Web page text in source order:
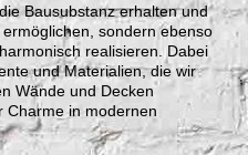
Bausubstanz erhalten und
sondern ebenso
realisieren. Dabei
und Materialien, die wir
Wände und Decken
Charme in modernen